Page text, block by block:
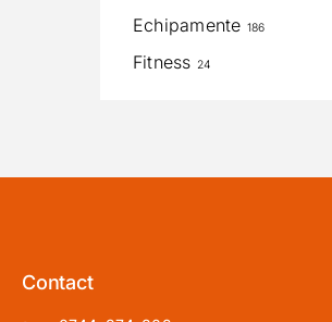
Echipamente 186
Fitness 24
Contact